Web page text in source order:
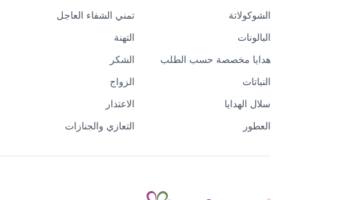
الشوكولاتة
البالونات
هدايا مخصصة حسب الطلب
النباتات
سلال الهدايا
العطور
تمني الشفاء العاجل
التهنة
الشكر
الزواج
الاعتذار
التعازي والجنازات